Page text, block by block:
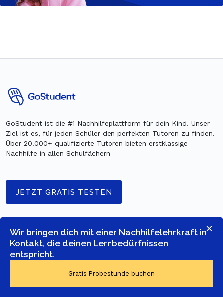
×
Wir bringen dich mit einer Nachhilfelehrkraft in
Kontakt, die deinen Lernbedürfnissen
entspricht.
Gratis Probestunde buchen
GoStudent ist die #1 Nachhilfeplattform für dein Kind. Unser
Ziel ist es, für jeden Schüler den perfekten Tutoren zu finden.
Über 20.000+ qualifizierte Tutoren bieten erstklassige
Nachhilfe in allen Schulfächern.
JETZT GRATIS TESTEN
Aus Gründen der besseren Lesbarkeit auf insights.gostudent.org benützen wir
die verallgemeinernde männliche Form. Sämtliche Personenbezeichnungen
gelten aber natürlich gleichermaßen für alle Geschlechter.
Beliebte Nachhilfefächer